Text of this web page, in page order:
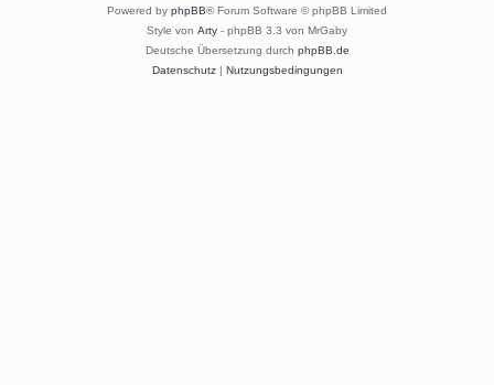
Powered by phpBB® Forum Software © phpBB Limited
Style von Arty - phpBB 3.3 von MrGaby
Deutsche Übersetzung durch phpBB.de
Datenschutz| Nutzungsbedingungen